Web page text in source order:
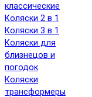
классические
Коляски 2 в 1
Коляски 3 в 1
Коляски для
близнецов и
погодок
Коляски
трансформеры